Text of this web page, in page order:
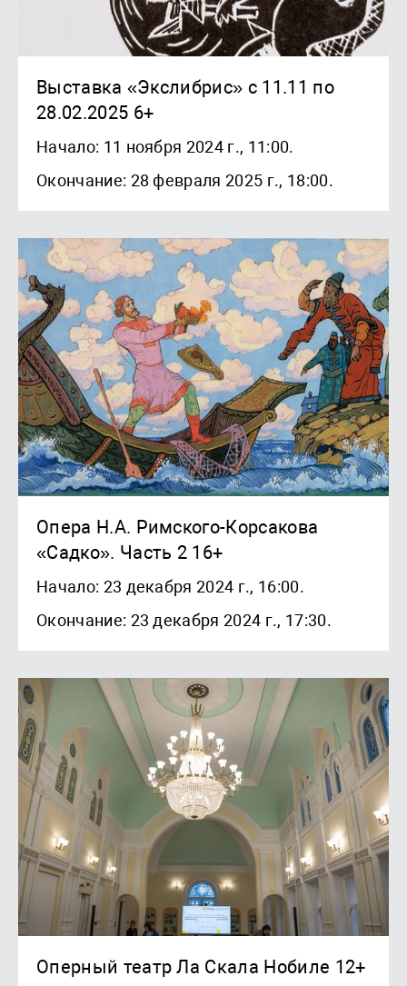
Выставка «Экслибрис» с 11.11 по
28.02.2025 6+
Начало: 11 ноября 2024 г., 11:00.
Окончание: 28 февраля 2025 г., 18:00.
Опера Н.А. Римского-Корсакова
«Садко». Часть 2 16+
Начало: 23 декабря 2024 г., 16:00.
Окончание: 23 декабря 2024 г., 17:30.
Оперный театр Ла Скала Нобиле 12+